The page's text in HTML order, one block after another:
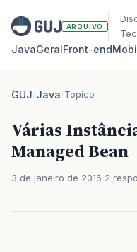
ARQUIVO
JavaGeralFront‑end
GUJ/Java/Topico
Várias
Managed Bean
3 de janeiro de 2016 2